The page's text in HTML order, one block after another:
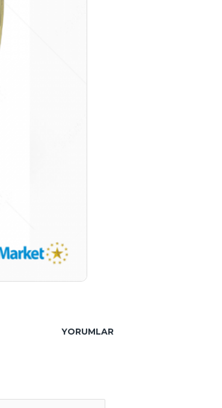
YORUMLAR